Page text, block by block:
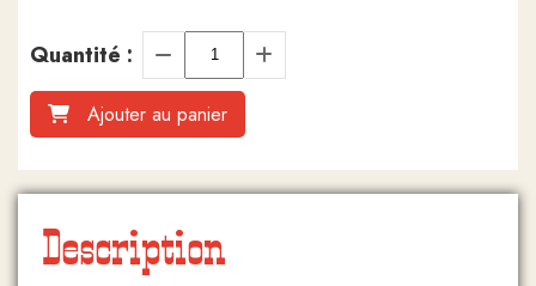
Quantité :
Ajouter au panier
Description